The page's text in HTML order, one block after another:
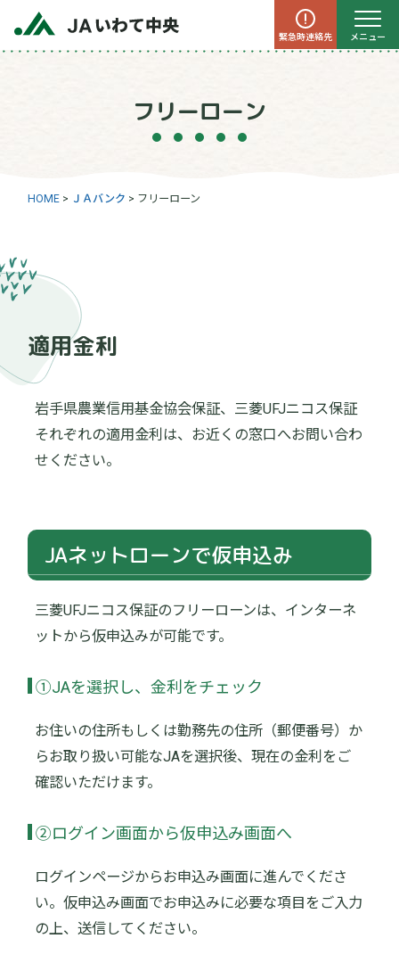
緊急時連絡先 メニュー
フリーローン
HOME > ＪＡバンク > フリーローン
適用金利
岩手県農業信用基金協会保証、三菱UFJニコス保証
それぞれの適用金利は、お近くの窓口へお問い合わ
せください。
JAネットローンで仮申込み
三菱UFJニコス保証のフリーローンは、インターネ
ットから仮申込みが可能です。
①JAを選択し、金利をチェック
お住いの住所もしくは勤務先の住所（郵便番号）か
らお取り扱い可能なJAを選択後、現在の金利をご
確認いただけます。
②ログイン画面から仮申込み画面へ
ログインページからお申込み画面に進んでくださ
い。仮申込み画面でお申込みに必要な項目をご入力
の上、送信してください。